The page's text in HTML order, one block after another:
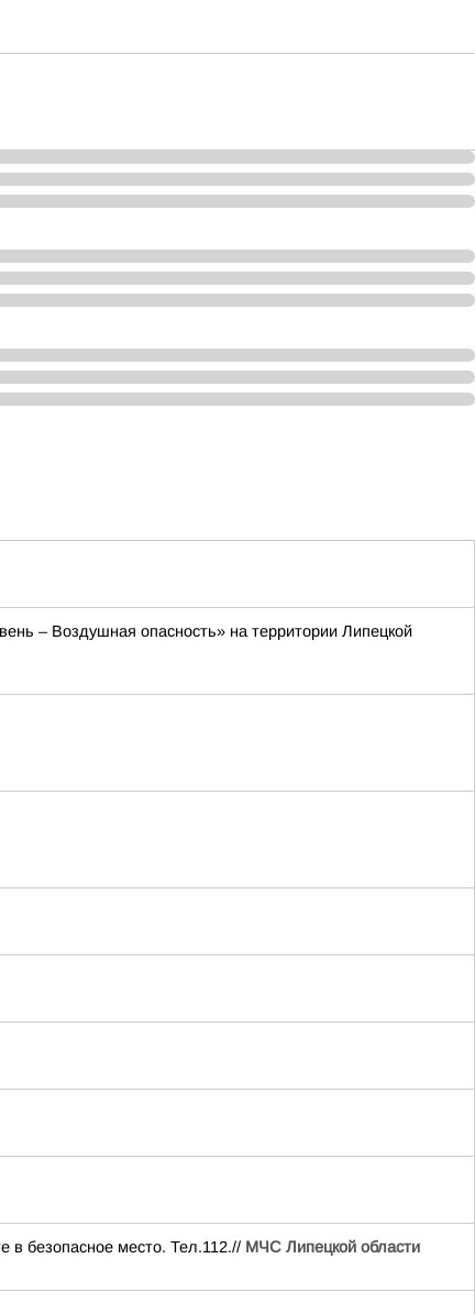
– Воздушная опасность» на территории Липецкой
в безопасное место. Тел.112.// МЧС Липецкой области